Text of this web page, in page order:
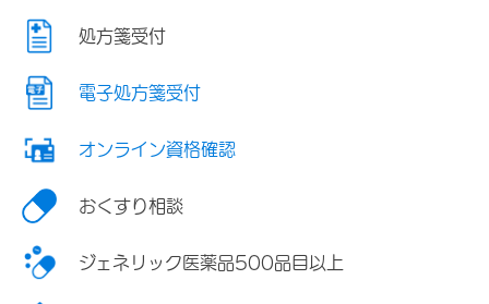
処方箋受付
電子処方箋受付
オンライン資格確認
おくすり相談
ジェネリック医薬品500品目以上